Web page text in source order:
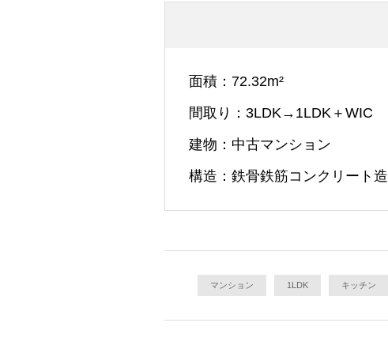
面積
72.32m²
間取り
3LDK→1LDK＋WIC
建物
中古マンション
構造
鉄骨鉄筋コンクリート造
マンション 1LDK キッチン